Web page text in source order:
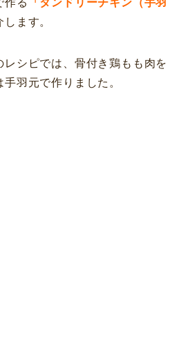
作る
「タンドリーチキン（手羽
ます。
レシピでは、骨付き鶏もも肉を
羽元で作りました。